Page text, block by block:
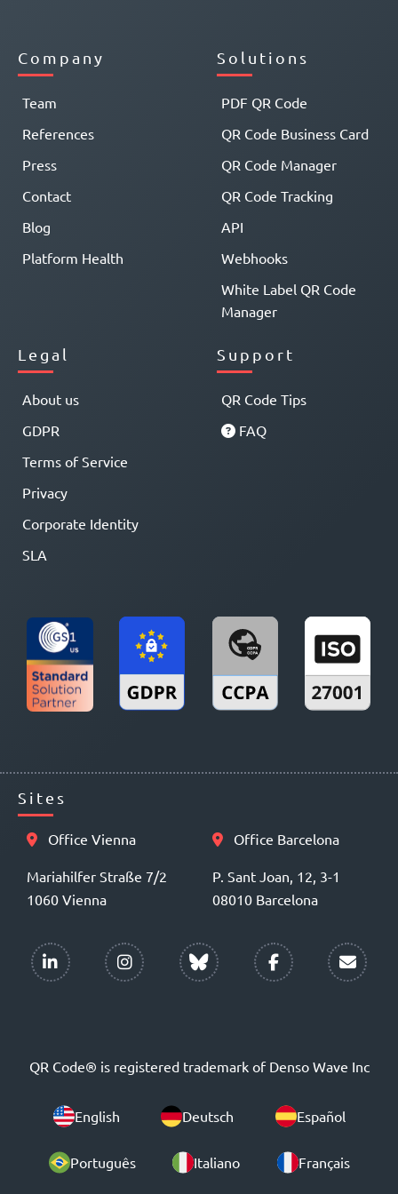
Company
Team
References
Press
Contact
Blog
Platform Health
Solutions
PDF QR Code
QR Code Business Card
QR Code Manager
QR Code Tracking
API
Webhooks
White Label QR Code
Manager
Legal
About us
GDPR
Terms of Service
Privacy
Corporate Identity
SLA
Support
QR Code Tips
FAQ
Sites
Office Vienna
Mariahilfer Straße 7/2
1060 Vienna
Office Barcelona
P. Sant Joan, 12, 3-1
08010 Barcelona
QR Code® is registered trademark of Denso Wave Inc
English Deutsch Español
Português Italiano Français